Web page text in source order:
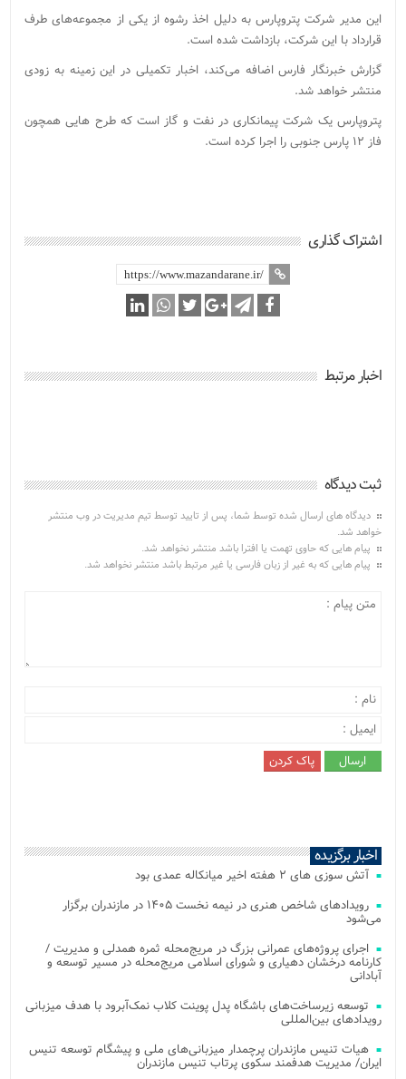
این مدیر شرکت پتروپارس به دلیل اخذ رشوه از یکی از مجموعه‌های طرف
قرارداد با این شرکت، بازداشت شده است.
گزارش خبرنگار فارس اضافه می‌کند، اخبار تکمیلی در این زمینه به زودی
منتشر خواهد شد.
پتروپارس یک شرکت پیمانکاری در نفت و گاز است که طرح هایی همچون
فاز ۱۲ پارس جنوبی را اجرا کرده است.
اشتراک گذاری
اخبار مرتبط
ثبت دیدگاه
دیدگاه های ارسال شده توسط شما، پس از تایید توسط تیم مدیریت در وب منتشر
خواهد شد.
پیام هایی که حاوی تهمت یا افترا باشد منتشر نخواهد شد.
پیام هایی که به غیر از زبان فارسی یا غیر مرتبط باشد منتشر نخواهد شد.
اخبار برگزیده
آتش‌ سوزی‌ های ۲ هفته اخیر میانکاله عمدی بود
رویدادهای شاخص هنری در نیمه نخست ۱۴۰۵ در مازندران برگزار
می‌شود
اجرای پروژه‌های عمرانی بزرگ در مریج‌محله ثمره همدلی و مدیریت /
کارنامه درخشان دهیاری و شورای اسلامی مریج‌محله در مسیر توسعه و
آبادانی
توسعه زیرساخت‌های باشگاه پدل پوینت کلاب نمک‌آبرود با هدف میزبانی
رویدادهای بین‌المللی
هیات تنیس مازندران پرچمدار میزبانی‌های ملی و پیشگام توسعه تنیس
ایران/ مدیریت هدفمند سکوی پرتاب تنیس مازندران